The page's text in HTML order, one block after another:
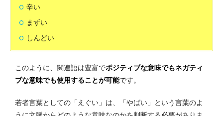
辛い
まずい
しんどい
このように、関連語は豊富でポジティブな意味でもネガティ
ブな意味でも使用することが可能です。
若者言葉としての「えぐい」は、「やばい」という言葉のよ